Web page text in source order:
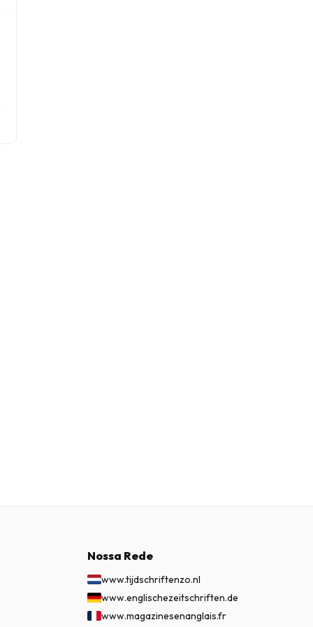
Nossa Rede
www.tijdschriftenzo.nl
www.englischezeitschriften.de
www.magazinesenanglais.fr